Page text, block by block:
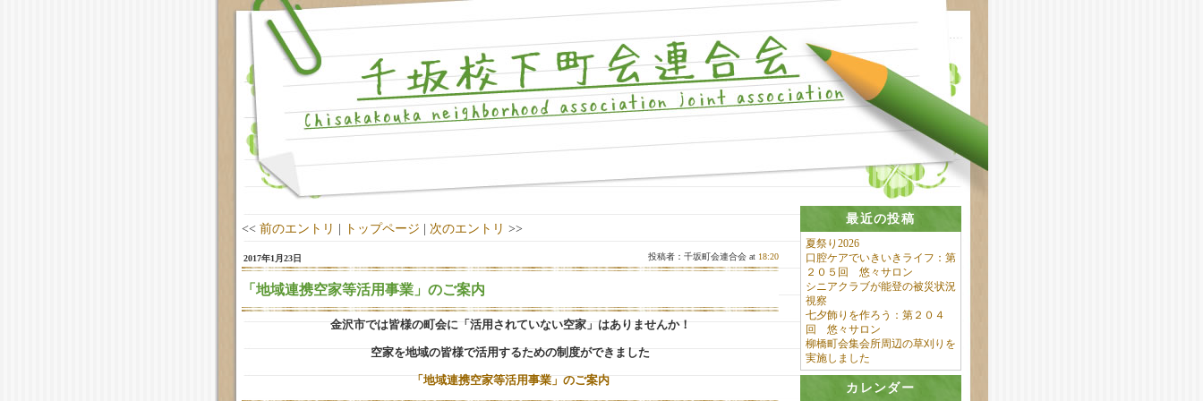
最近の投稿
夏祭り2026
口腔ケアでいきいきライフ：第
２０５回 悠々サロン
シニアクラブが能登の被災状況
視察
七夕飾りを作ろう：第２０４
回 悠々サロン
柳橋町会集会所周辺の草刈りを
実施しました
カレンダー
<<前のエントリ | トップページ | 次のエントリ >>
2017年1月23日 投稿者：千坂町会連合会 at 18:20
「地域連携空家等活用事業」のご案内
金沢市では皆様の町会に「活用されていない空家」はありませんか！
空家を地域の皆様で活用するための制度ができました
「地域連携空家等活用事業」のご案内